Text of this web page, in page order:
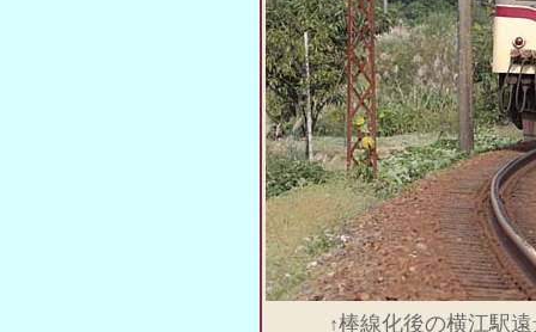
↑棒線化後の横江駅